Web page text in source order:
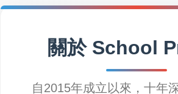
關於 School